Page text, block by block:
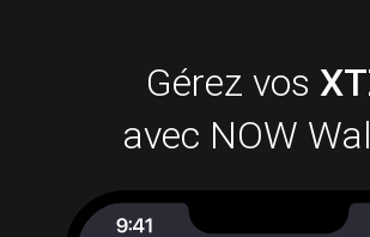
Gérez vos
avec NOW